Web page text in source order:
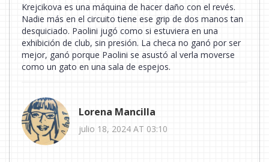
Krejcikova es una máquina de hacer daño con el revés.
Nadie más en el circuito tiene ese grip de dos manos tan
desquiciado. Paolini jugó como si estuviera en una
exhibición de club, sin presión. La checa no ganó por ser
mejor, ganó porque Paolini se asustó al verla moverse
como un gato en una sala de espejos.
Lorena Mancilla
julio 18, 2024 AT 03:10